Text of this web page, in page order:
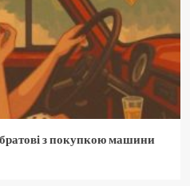
з покупкою машини